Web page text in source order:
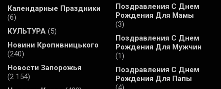
Календарные Праздники
(6)
КУЛЬТУРА (5)
Новини Кропивницького
(240)
Новости Запорожья
(2 154)
Поздравления С Днем
Рождения Для Мамы
(3)
Поздравления С Днем
Рождения Для Мужчин
(1)
Поздравления С Днем
Рождения Для Папы